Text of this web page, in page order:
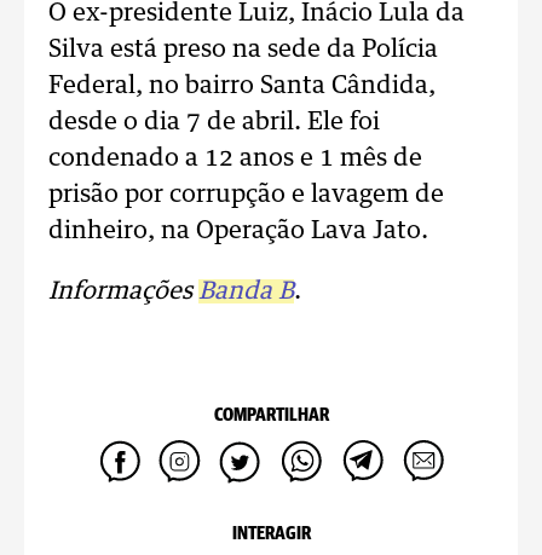
O ex-presidente Luiz, Inácio Lula da
Silva está preso na sede da Polícia
Federal, no bairro Santa Cândida,
desde o dia 7 de abril. Ele foi
condenado a 12 anos e 1 mês de
prisão por corrupção e lavagem de
dinheiro, na Operação Lava Jato.
InformaçõesBanda B.
COMPARTILHAR
INTERAGIR